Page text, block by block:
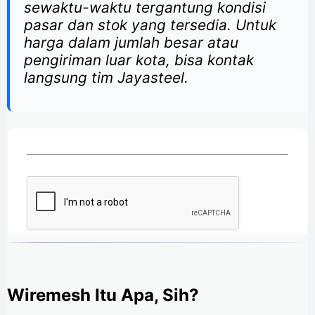
sewaktu-waktu tergantung kondisi
pasar dan stok yang tersedia. Untuk
harga dalam jumlah besar atau
pengiriman luar kota, bisa kontak
langsung tim Jayasteel.
Wiremesh Itu Apa, Sih?